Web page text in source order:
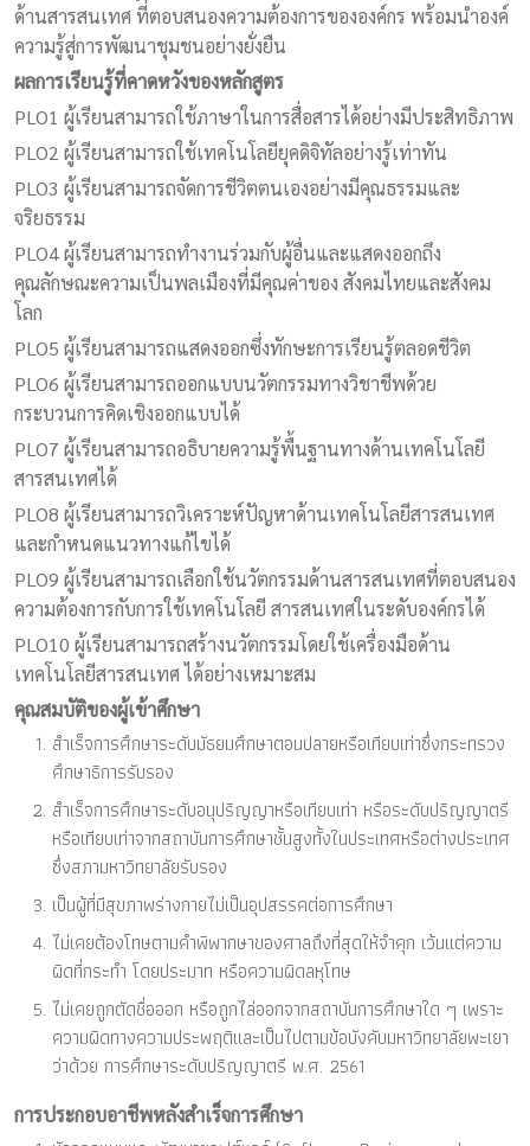
ด้านสารสนเทศ ที่ตอบสนองความต้องการขององค์กร พร้อมนำองค์
ความรู้สู่การพัฒนาชุมชนอย่างยั่งยืน
ผลการเรียนรู้ที่คาดหวังของหลักสูตร
PLO1 ผู้เรียนสามารถใช้ภาษาในการสื่อสารได้อย่างมีประสิทธิภาพ
PLO2 ผู้เรียนสามารถใช้เทคโนโลยียุคดิจิทัลอย่างรู้เท่าทัน
PLO3 ผู้เรียนสามารถจัดการชีวิตตนเองอย่างมีคุณธรรมและ
จริยธรรม
PLO4 ผู้เรียนสามารถทำงานร่วมกับผู้อื่นและแสดงออกถึง
คุณลักษณะความเป็นพลเมืองที่มีคุณค่าของ สังคมไทยและสังคม
โลก
PLO5 ผู้เรียนสามารถแสดงออกซึ่งทักษะการเรียนรู้ตลอดชีวิต
PLO6 ผู้เรียนสามารถออกแบบนวัตกรรมทางวิชาชีพด้วย
กระบวนการคิดเชิงออกแบบได้
PLO7 ผู้เรียนสามารถอธิบายความรู้พื้นฐานทางด้านเทคโนโลยี
สารสนเทศได้
PLO8 ผู้เรียนสามารถวิเคราะห์ปัญหาด้านเทคโนโลยีสารสนเทศ
และกำหนดแนวทางแก้ไขได้
PLO9 ผู้เรียนสามารถเลือกใช้นวัตกรรมด้านสารสนเทศที่ตอบสนอง
ความต้องการกับการใช้เทคโนโลยี สารสนเทศในระดับองค์กรได้
PLO10 ผู้เรียนสามารถสร้างนวัตกรรมโดยใช้เครื่องมือด้าน
เทคโนโลยีสารสนเทศ ได้อย่างเหมาะสม
คุณสมบัติของผู้เข้าศึกษา
สำเร็จการศึกษาระดับมัธยมศึกษาตอนปลายหรือเทียบเท่าซึ่งกระทรวง
ศึกษาธิการรับรอง
สำเร็จการศึกษาระดับอนุปริญญาหรือเทียบเท่า หรือระดับปริญญาตรี
หรือเทียบเท่าจากสถาบันการศึกษาชั้นสูงทั้งในประเทศหรือต่างประเทศ
ซึ่งสภามหาวิทยาลัยรับรอง
เป็นผู้ที่มีสุขภาพร่างกายไม่เป็นอุปสรรคต่อการศึกษา
ไม่เคยต้องโทษตามคำพิพากษาของศาลถึงที่สุดให้จำคุก เว้นแต่ความ
ผิดที่กระทำ โดยประมาท หรือความผิดลหุโทษ
ไม่เคยถูกตัดชื่อออก หรือถูกไล่ออกจากสถาบันการศึกษาใด ๆ เพราะ
ความผิดทางความประพฤติและเป็นไปตามข้อบังคับมหาวิทยาลัยพะเยา
ว่าด้วย การศึกษาระดับปริญญาตรี พ.ศ. 2561
การประกอบอาชีพหลังสำเร็จการศึกษา